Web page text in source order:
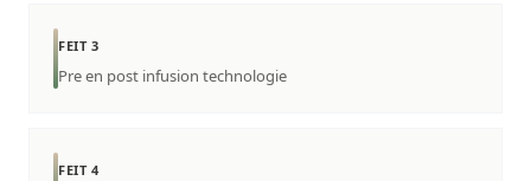
FEIT 3
Pre en post infusion technologie
FEIT 4